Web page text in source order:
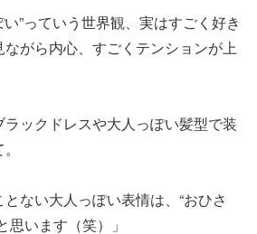
い”っていう世界観、実はすごく好き
がら内心、すごくテンションが上
ックドレスや大人っぽい髪型で装
ない大人っぽい表情は、“おひさ
思います（笑）」